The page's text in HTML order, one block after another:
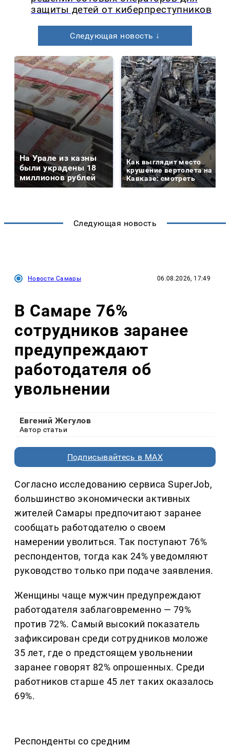
защиты детей от киберпреступников
Следующая новость ↓
На Урале из казны
были украдены 18
миллионов рублей
Как выглядит место
крушение вертолета на
Кавказе: смотреть
Следующая новость
Новости Самары 06.08.2026, 17:49
В Самаре 76%
сотрудников заранее
предупреждают
работодателя об
увольнении
Евгений Жегулов
Автор статьи
Подписывайтесь в MAX
Согласно исследованию сервиса SuperJob,
большинство экономически активных
жителей Самары предпочитают заранее
сообщать работодателю о своем
намерении уволиться. Так поступают 76%
респондентов, тогда как 24% уведомляют
руководство только при подаче заявления.
Женщины чаще мужчин предупреждают
работодателя заблаговременно — 79%
против 72%. Самый высокий показатель
зафиксирован среди сотрудников моложе
35 лет, где о предстоящем увольнении
заранее говорят 82% опрошенных. Среди
работников старше 45 лет таких оказалось
69%.
Респонденты со средним